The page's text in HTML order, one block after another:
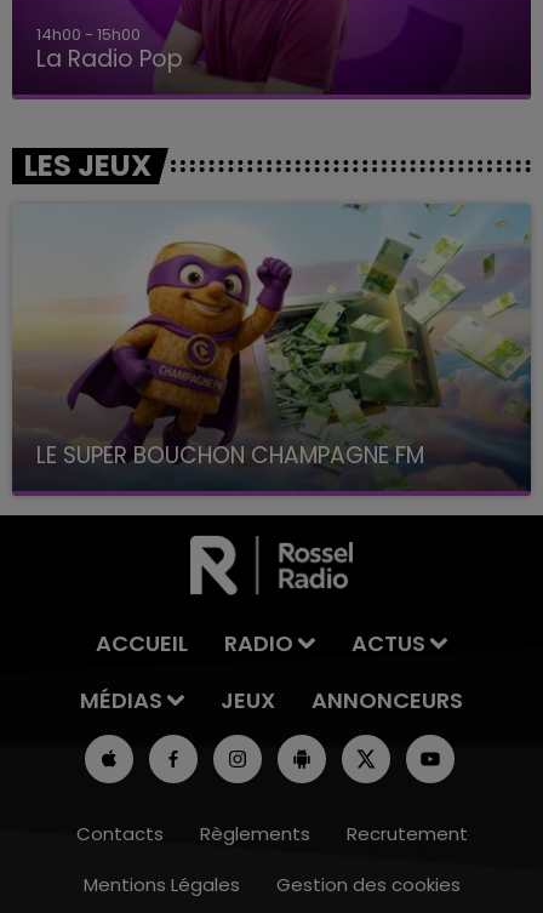
14h00 - 15h00
La Radio Pop
LES JEUX
LE SUPER BOUCHON CHAMPAGNE FM
avec La Famille Champagne FM, à 8H10
ACCUEIL RADIO
ACTUS
MÉDIAS
JEUX ANNONCEURS
Contacts Règlements
Recrutement
Mentions Légales
Gestion des cookies